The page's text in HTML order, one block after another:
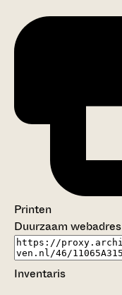
Printen
Duurzaam webadres
Inventaris